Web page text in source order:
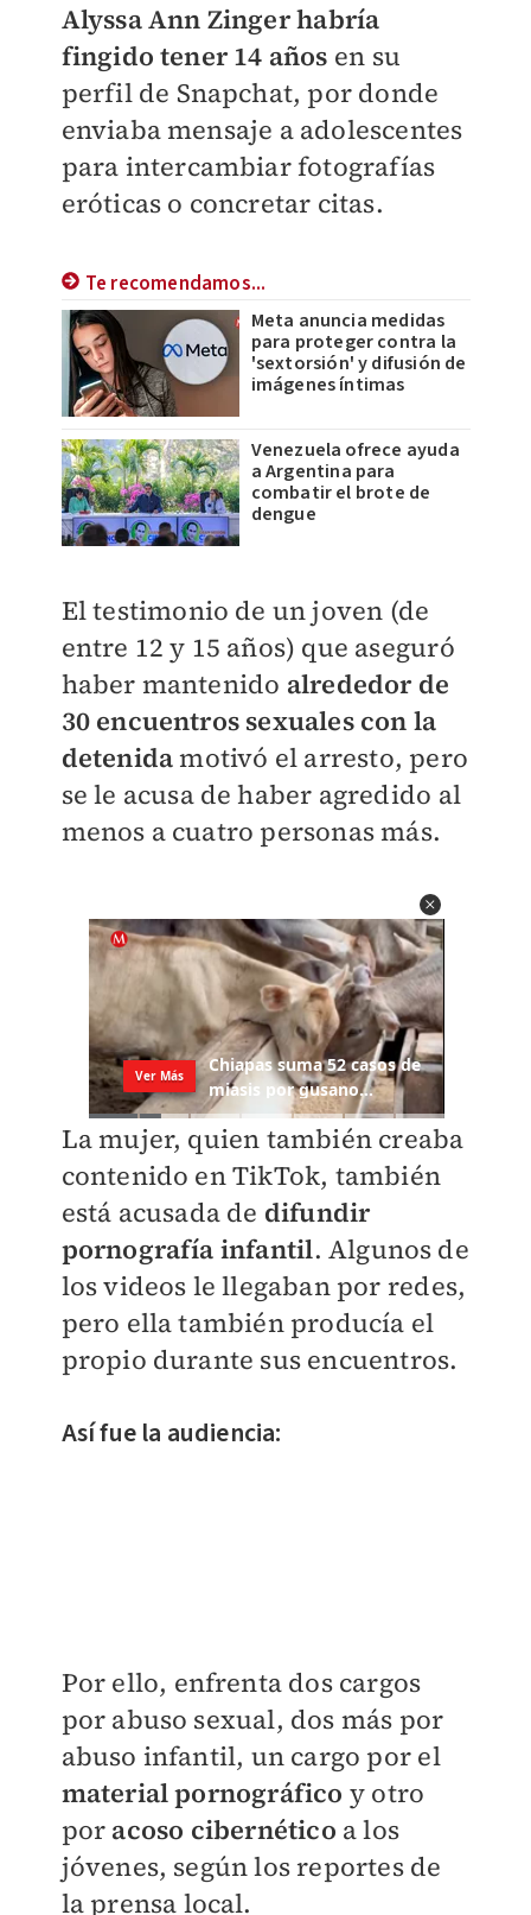
Alyssa Ann Zingerhabría
fingido tener 14 años en su
perfil de Snapchat, por donde
enviaba mensaje a adolescentes
para intercambiar fotografías
eróticas o concretar citas.
Te recomendamos...
Meta anuncia medidas
para proteger contra la
'sextorsión' y difusión de
imágenes íntimas
Venezuela ofrece ayuda
a Argentina para
combatir el brote de
dengue
El testimonio de un joven (de
entre 12 y 15 años) que aseguró
haber mantenido alrededor de
30 encuentros sexuales con la
detenidamotivó el arresto, pero
se le acusa de haber agredido al
menos a cuatro personas más.
La mujer, quien también creaba
contenido en TikTok, también
está acusada de difundir
pornografía infantil. Algunos de
los videos le llegaban por redes,
pero ella también producía el
propio durante sus encuentros.
Así fue la audiencia:
Por ello, enfrenta dos cargos
por abuso sexual, dos más por
abuso infantil, un cargo por el
material pornográfico y otro
por acoso cibernético a los
jóvenes, según los reportes de
la prensa local.